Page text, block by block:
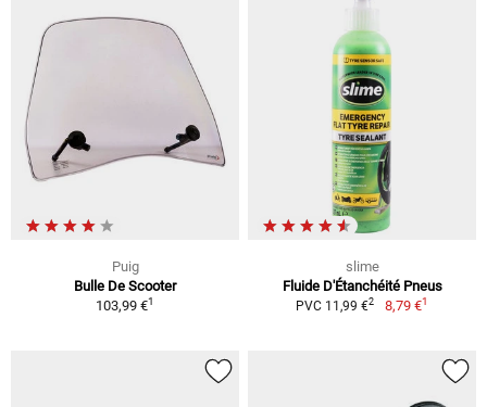
Puig
Bulle De Scooter
103,99 €1
slime
Fluide D'Étanchéité Pneus
PVC 11,99 €2 8,79 €1